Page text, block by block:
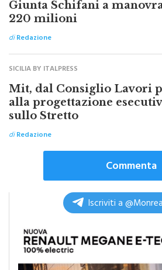
Ddl “Coesione e crescita”,
Giunta Schifani a
220 milioni
diRedazione
SICILIA BY ITALPRESS
Mit, dal Consiglio Lavori
alla progettazione
sullo Stretto
Redazione
Commenta